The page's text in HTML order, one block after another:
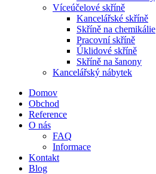
Víceúčelové skříně
Kancelářské skříně
Skříně na chemikálie
Pracovní skříně
Úklidové skříně
Skříně na šanony
Kancelářský nábytek
Domov
Obchod
Reference
O nás
FAQ
Informace
Kontakt
Blog